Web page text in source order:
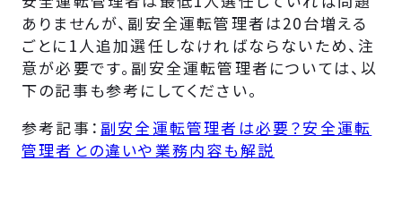
ありませんが、副安全運転管理者は20台増える
ごとに1人追加選任しなければならないため、注
意が必要です。副安全運転管理者については、以
下の記事も参考にしてください。
参考記事： 副安全運転管理者は必要？安全運転
管理者との違いや業務内容も解説